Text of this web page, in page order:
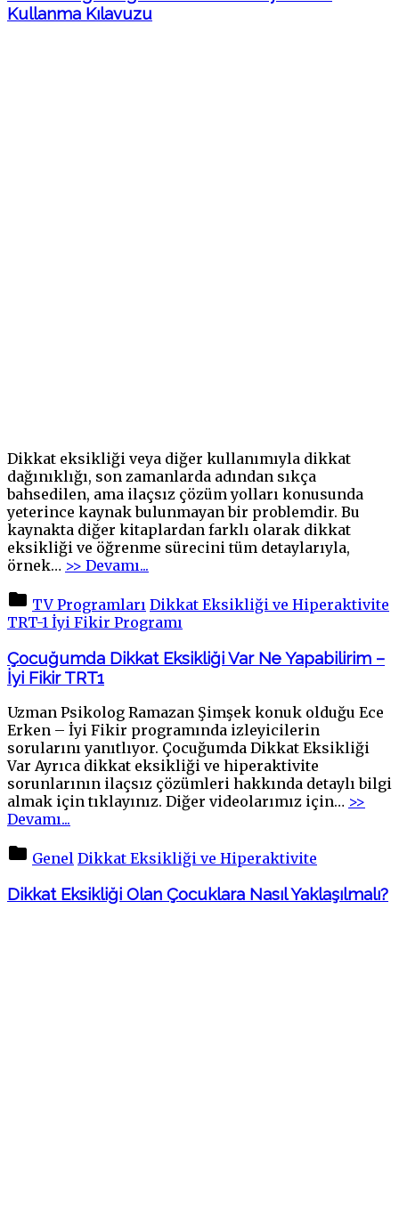
Kullanma Kılavuzu
Dikkat eksikliği veya diğer kullanımıyla dikkat
dağınıklığı, son zamanlarda adından sıkça
bahsedilen, ama ilaçsız çözüm yolları konusunda
yeterince kaynak bulunmayan bir problemdir. Bu
kaynakta diğer kitaplardan farklı olarak dikkat
eksikliği ve öğrenme sürecini tüm detaylarıyla,
örnek… >> Devamı...
Önleme
ve
Etkili
Kullanma
TV Programları Dikkat Eksikliği ve Hiperaktivite
TRT-1 İyi Fikir Programı
Çocuğumda Dikkat Eksikliği Var Ne Yapabilirim –
İyi Fikir TRT1
Uzman Psikolog Ramazan Şimşek konuk olduğu Ece
Erken – İyi Fikir programında izleyicilerin
sorularını yanıtlıyor. Çocuğumda Dikkat Eksikliği
Var Ayrıca dikkat eksikliği ve hiperaktivite
sorunlarının ilaçsız çözümleri hakkında detaylı bilgi
almak için tıklayınız. Diğer videolarımız için… >>
Devamı...
Eksikliği
Ne
Yapabilirim
Genel Dikkat Eksikliği ve Hiperaktivite
Dikkat Eksikliği Olan Çocuklara Nasıl Yaklaşılmalı?